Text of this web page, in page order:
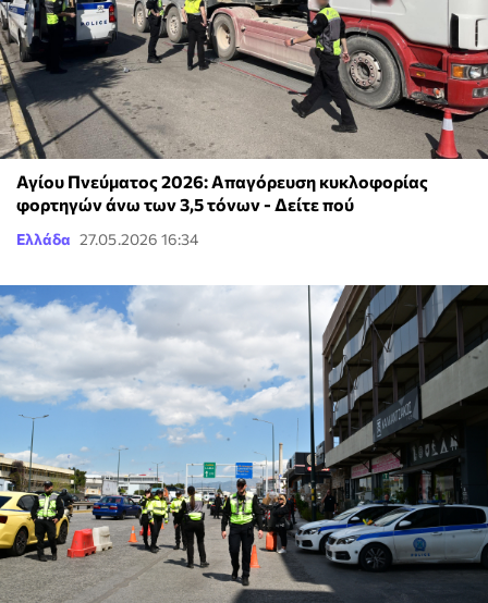
Αγίου Πνεύματος 2026: Απαγόρευση κυκλοφορίας
φορτηγών άνω των 3,5 τόνων - Δείτε πού
Ελλάδα 27.05.2026 16:34